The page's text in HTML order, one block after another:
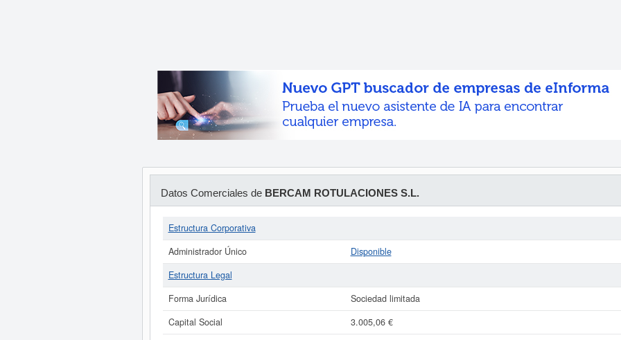
Datos Comerciales de BERCAM ROTULACIONES S.L.
Estructura Corporativa
Administrador Único
Disponible
Estructura Legal
Forma Jurídica
Sociedad limitada
Capital Social
3.005,06 €